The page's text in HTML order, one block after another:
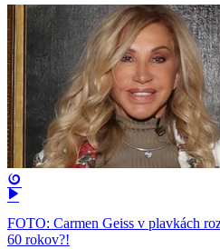
FOTO: Carmen Geiss v plavkách
60 rokov?!